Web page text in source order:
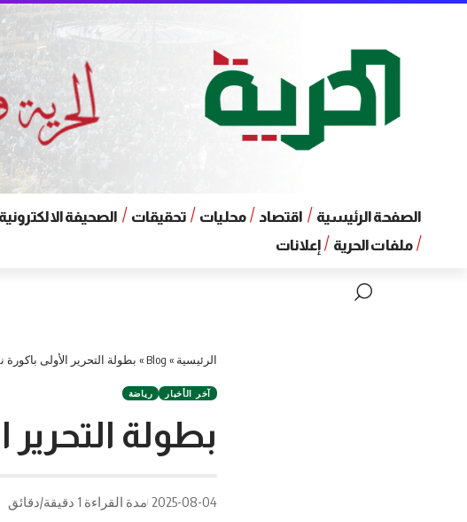
الصفحة الرئيسية اقتصاد محليات تحقيقات الصحيفة الالكترونية
ملفات الحرية
إعلانات
الرئيسية »
Blog
» بطولة التحرير الأولى باكورة
آخر الأخبار رياضة
بطولة التحرير
2025-08-04 مدة القراءة 1 دقيقة/دقائق